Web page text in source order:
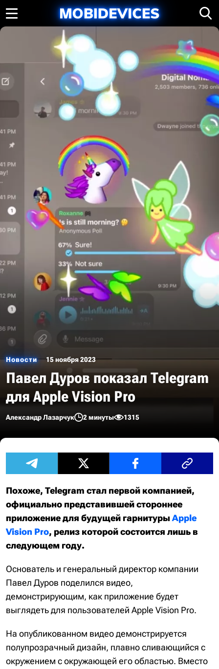
Новости 15 ноября 2023
Павел Дуров показал Telegram
для Apple Vision Pro
Александр Лазарчук 2 минуты 1315
Похоже, Telegram стал первой компанией,
официально представившей стороннее
приложение для будущей гарнитуры Apple
Vision Pro, релиз которой состоится лишь в
следующем году.
Основатель и генеральный директор компании
Павел Дуров поделился видео,
демонстрирующим, как приложение будет
выглядеть для пользователей Apple Vision Pro.
На опубликованном видео демонстрируется
полупрозрачный дизайн, плавно сливающийся с
окружением с окружающей его областью. Вместо